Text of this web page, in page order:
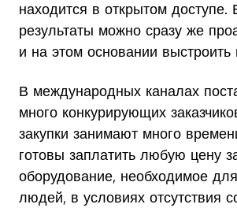
находится в открытом доступе.
результаты можно сразу же
и на этом основании выстроить
В международных каналах
много конкурирующих
закупки занимают много
готовы заплатить любую цену
оборудование, необходимое
людей, в условиях отсутствия